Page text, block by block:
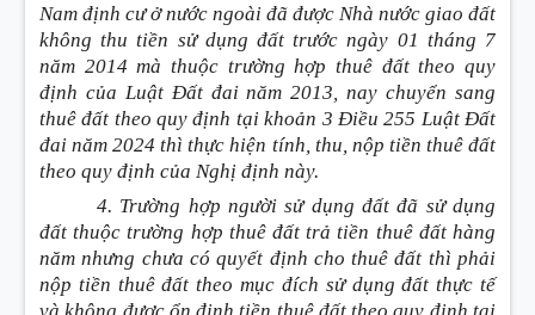
Nam định cư ở nước ngoài đã được Nhà nước giao đất
không thu tiền sử dụng đất trước ngày 01 tháng 7
năm 2014 mà thuộc trường hợp thuê đất theo quy
định của Luật Đất đai năm 2013, nay chuyển sang
thuê đất theo quy định tại khoản 3 Điều 255 Luật Đất
đai năm 2024 thì thực hiện tính, thu, nộp tiền thuê đất
theo quy định của Nghị định này.
4. Trường hợp người sử dụng đất đã sử dụng
đất thuộc trường hợp thuê đất trả tiền thuê đất hàng
năm nhưng chưa có quyết định cho thuê đất thì phải
nộp tiền thuê đất theo mục đích sử dụng đất thực tế